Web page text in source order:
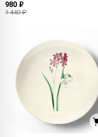
980 ₽
1 440 ₽